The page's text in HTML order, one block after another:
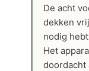
De acht
dekken
nodig
Het
doordacht